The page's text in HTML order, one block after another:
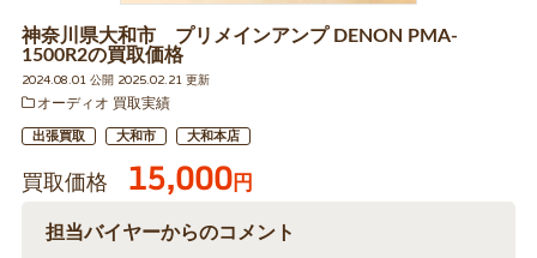
神奈川県大和市 プリメインアンプ DENON PMA-
1500R2の買取価格
2024.08.01 公開 2025.02.21 更新
オーディオ 買取実績
出張買取 大和市 大和本店
買取価格 15,000円
担当バイヤーからのコメント